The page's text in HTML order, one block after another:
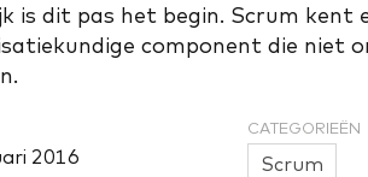
is dit pas het begin. Scrum kent
component die niet
2016
CATEGORIEËN
Scrum